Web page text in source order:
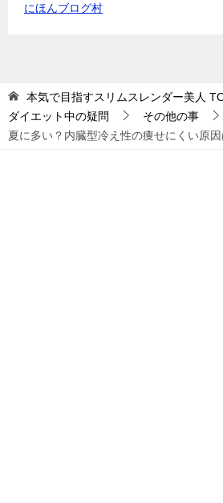
にほんブログ村
本気で目指すスリムスレンダー美人
ダイエット中の疑問
その他の事
夏に多い？内臓型冷え性の痩せにくい原